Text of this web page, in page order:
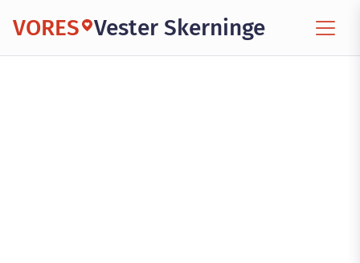
VORES Vester Skerninge